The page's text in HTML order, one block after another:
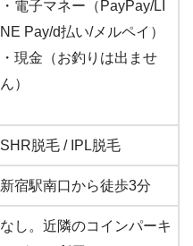
・電子マネー（PayPay/LI
NE Pay/d払い/メルペイ）
・現金（お釣りは出ませ
ん）
SHR脱毛 / IPL脱毛
新宿駅南口から徒歩3分
なし。近隣のコインパーキ